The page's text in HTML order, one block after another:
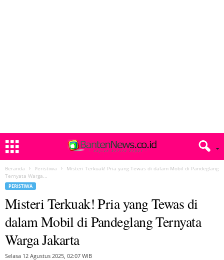
Beranda Peristiwa
Misteri Terkuak! Pria yang Tewas di dalam Mobil di Pandeglang
Ternyata Warga...
PERISTIWA
Misteri Terkuak! Pria yang Tewas di
dalam Mobil di Pandeglang Ternyata
Warga Jakarta
Selasa 12 Agustus 2025, 02:07 WIB